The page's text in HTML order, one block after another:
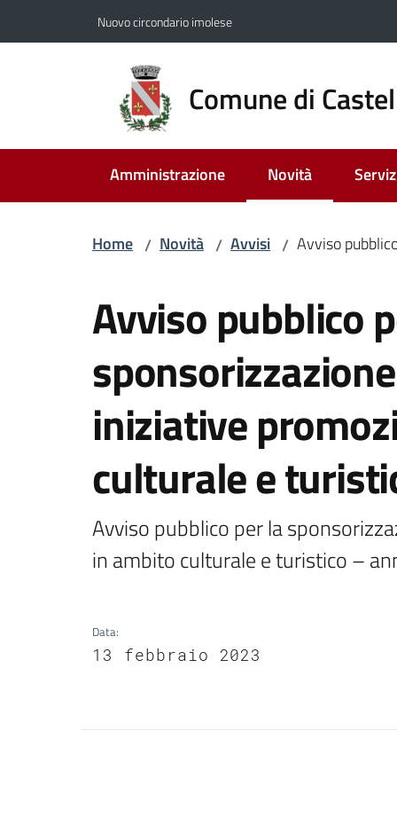
Nuovo circondario imolese
Comune di
Amministrazione Novità
Menu selezionato
Home / Novità / Avvisi / Avviso
Avviso pubblico
iniziative
culturale e
Avviso pubblico per la
in ambito culturale e turistico –
Data:
13 febbraio 2023